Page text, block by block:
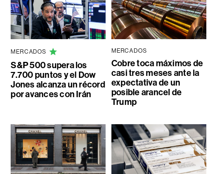
MERCADOS
S&P 500 supera los
7.700 puntos y el Dow
Jones alcanza un récord
por avances con Irán
MERCADOS
Cobre toca máximos de
casi tres meses ante la
expectativa de un
posible arancel de
Trump